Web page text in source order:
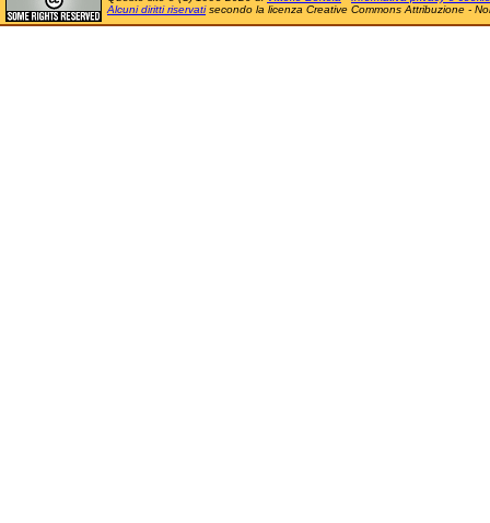
Alcuni diritti riservatisecondo la licenza Creative Commons Attribuzione -